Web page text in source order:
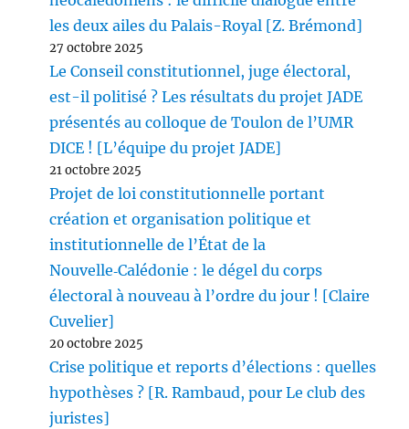
les deux ailes du Palais-Royal [Z. Brémond]
27 octobre 2025
Le Conseil constitutionnel, juge électoral,
est-il politisé ? Les résultats du projet JADE
présentés au colloque de Toulon de l’UMR
DICE ! [L’équipe du projet JADE]
21 octobre 2025
Projet de loi constitutionnelle portant
création et organisation politique et
institutionnelle de l’État de la
Nouvelle‑Calédonie : le dégel du corps
électoral à nouveau à l’ordre du jour ! [Claire
Cuvelier]
20 octobre 2025
Crise politique et reports d’élections : quelles
hypothèses ? [R. Rambaud, pour Le club des
juristes]